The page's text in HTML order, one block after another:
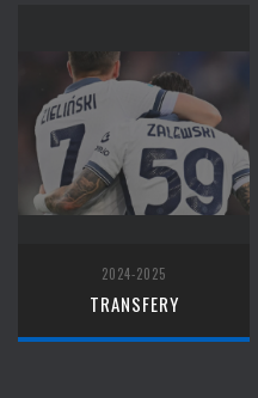
2024-2025
TRANSFERY